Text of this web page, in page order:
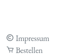
Impressum
Bestellen